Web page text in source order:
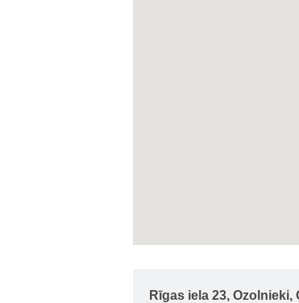
Rīgas iela 23,